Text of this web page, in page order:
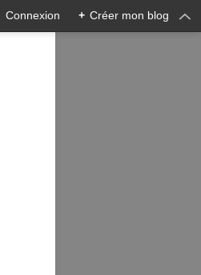
Connexion + Créer mon blog